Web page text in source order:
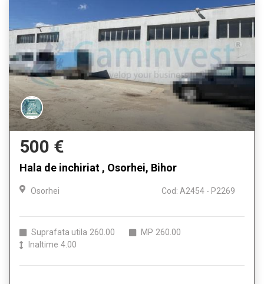
500 €
Hala de inchiriat , Osorhei, Bihor
Osorhei Cod: A2454 - P2269
Suprafata utila 260.00 MP 260.00
Inaltime 4.00